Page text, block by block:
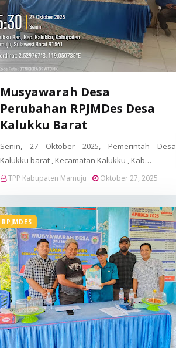
Musyawarah Desa
Perubahan RPJMDes Desa
Kalukku Barat
Senin, 27 Oktober 2025, Pemerintah Desa
Kalukku barat , Kecamatan Kalukku , Kab…
TPP Kabupaten Mamuju Oktober 27, 2025
RPJMDES